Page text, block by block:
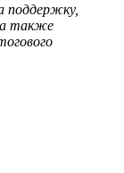
поддержку,
а также